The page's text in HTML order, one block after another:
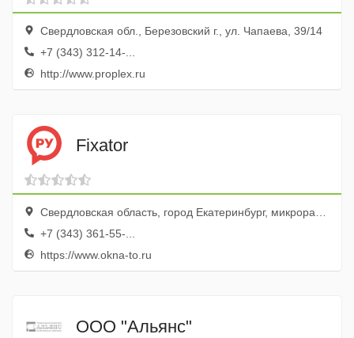
Свердловская обл., Березовский г., ул. Чапаева, 39/14
+7 (343) 312-14-...
http://www.proplex.ru
Fixator
Свердловская область, город Екатеринбург, микрорайон Втузгородок, улица Софьи Ковалевской, 3, оф. 504
+7 (343) 361-55-...
https://www.okna-to.ru
ООО "Альянс"